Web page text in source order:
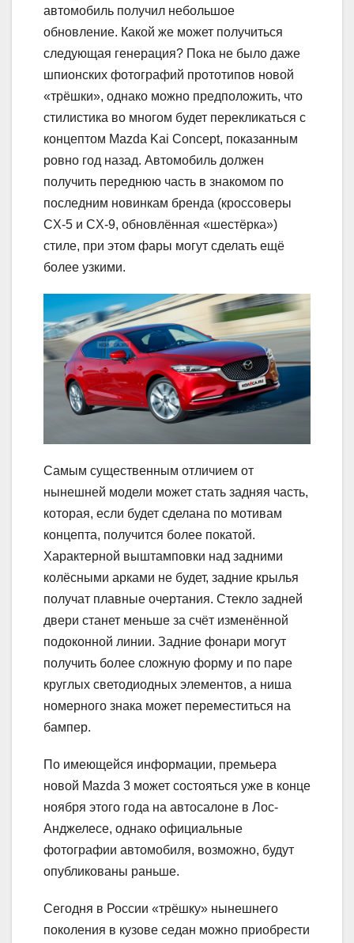
автомобиль получил небольшое
обновление. Какой же может получиться
следующая генерация? Пока не было даже
шпионских фотографий прототипов новой
«трёшки», однако можно предположить, что
стилистика во многом будет перекликаться с
концептом Mazda Kai Concept, показанным
ровно год назад. Автомобиль должен
получить переднюю часть в знакомом по
последним новинкам бренда (кроссоверы
CX-5 и CX-9, обновлённая «шестёрка»)
стиле, при этом фары могут сделать ещё
более узкими.
Самым существенным отличием от
нынешней модели может стать задняя часть,
которая, если будет сделана по мотивам
концепта, получится более покатой.
Характерной выштамповки над задними
колёсными арками не будет, задние крылья
получат плавные очертания. Стекло задней
двери станет меньше за счёт изменённой
подоконной линии. Задние фонари могут
получить более сложную форму и по паре
круглых светодиодных элементов, а ниша
номерного знака может переместиться на
бампер.
По имеющейся информации, премьера
новой Mazda 3 может состояться уже в конце
ноября этого года на автосалоне в Лос-
Анджелесе, однако официальные
фотографии автомобиля, возможно, будут
опубликованы раньше.
Сегодня в России «трёшку» нынешнего
поколения в кузове седан можно приобрести